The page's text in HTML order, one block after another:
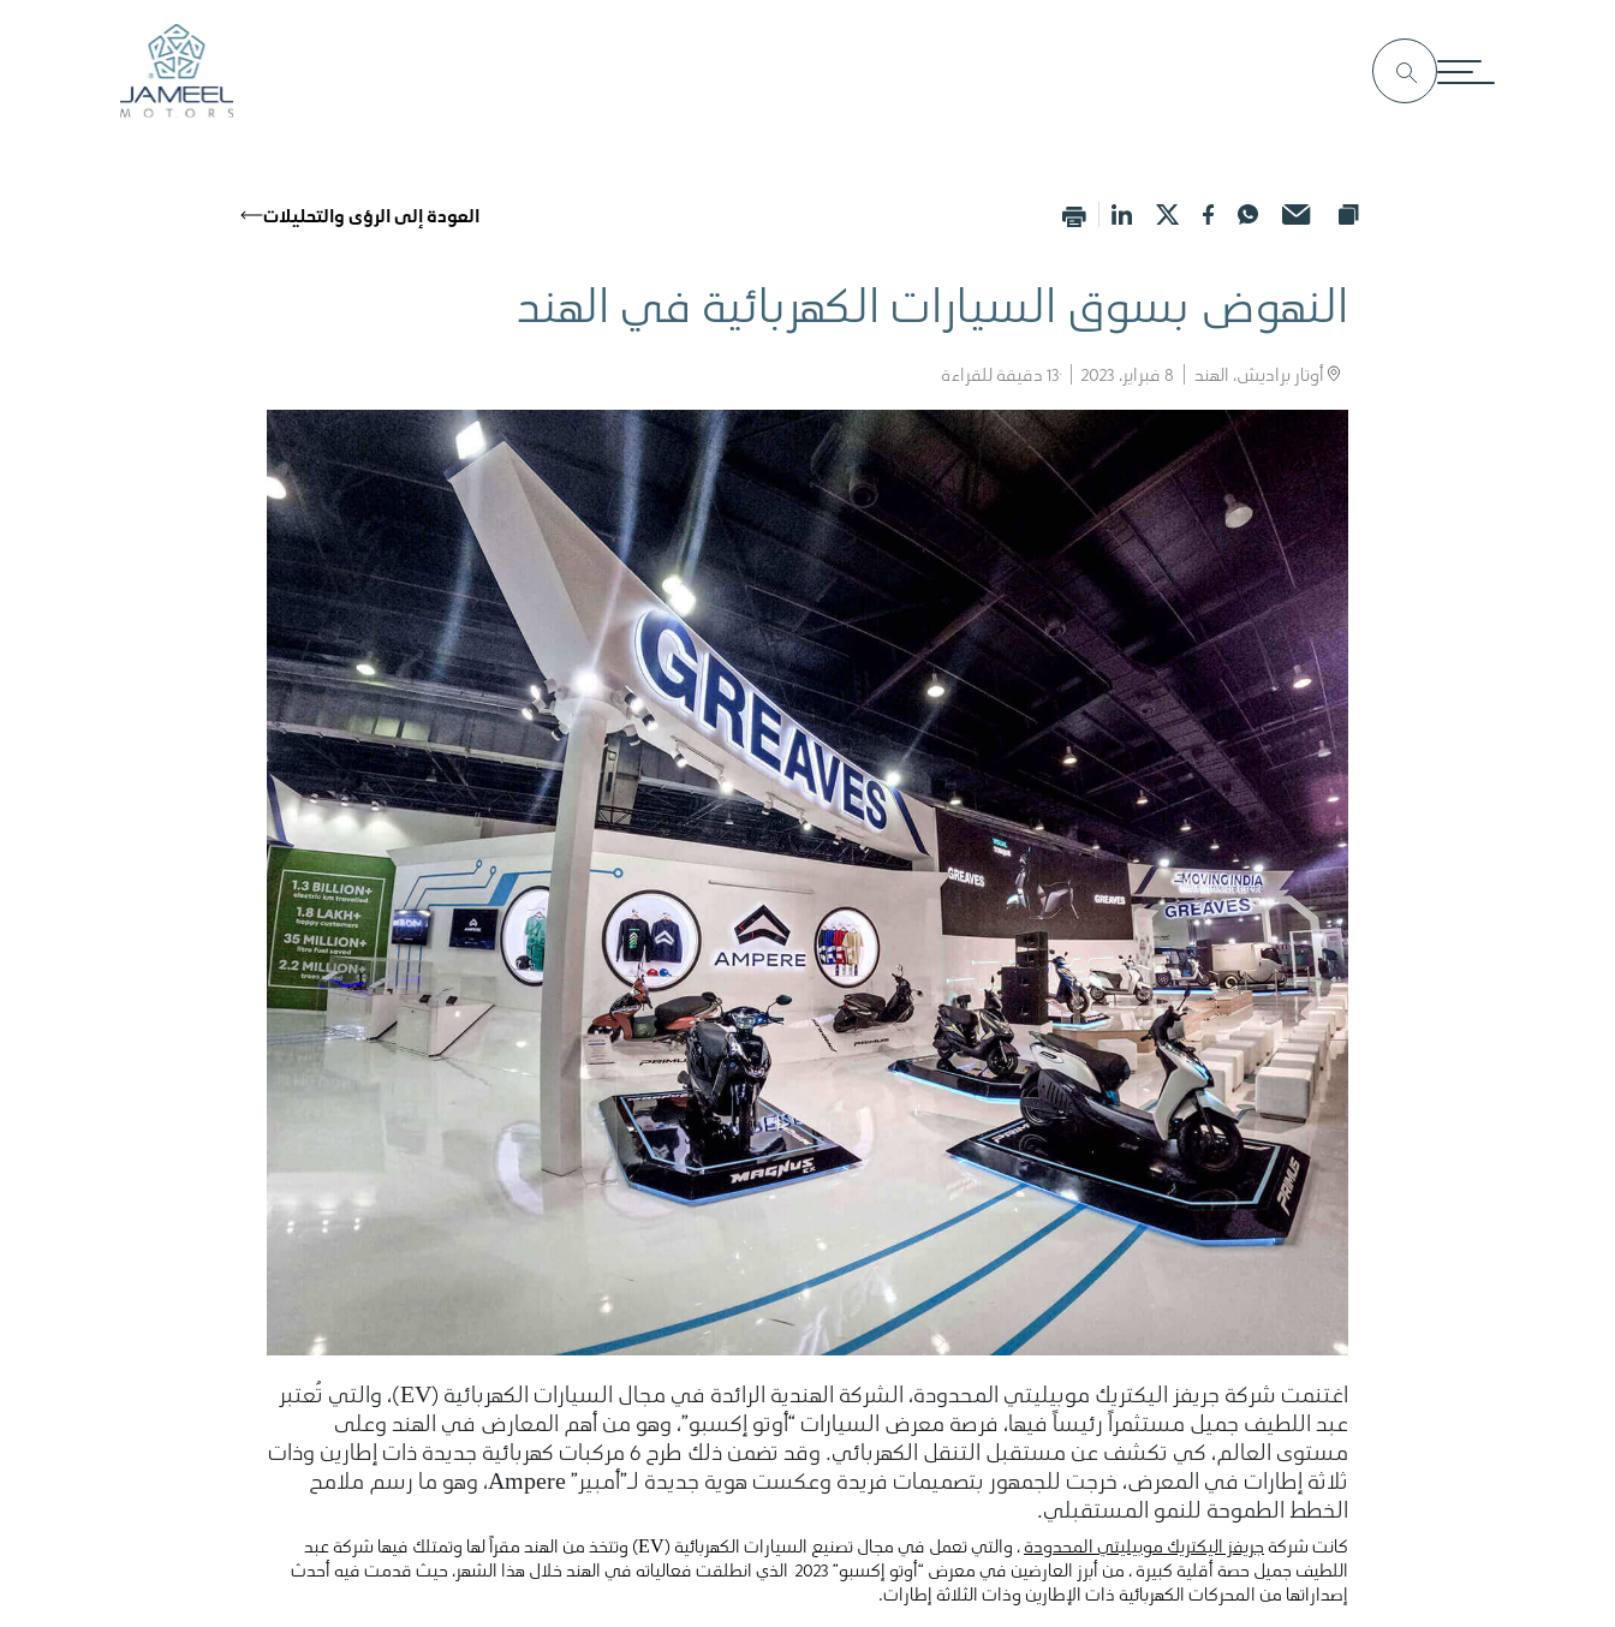
العودة إلى الرؤى والتحليلات
النهوض بسوق السيارات الكهربائية في الهند
أوتار براديش، الهند 8 فبراير، 2023 13دقيقة للقراءة
اغتنمت شركة جريفز اليكتريك موبيليتي المحدودة، الشركة الهندية الرائدة في مجال السيارات الكهربائية (EV)، والتي تُعتبر
عبد اللطيف جميل مستثمراً رئيساً فيها، فرصة معرض السيارات “أوتو إكسبو”، وهو من أهم المعارض في الهند وعلى
مستوى العالم، كي تكشف عن مستقبل التنقل الكهربائي. وقد تضمن ذلك طرح 6 مركبات كهربائية جديدة ذات إطارين وذات
ثلاثة إطارات في المعرض، خرجت للجمهور بتصميمات فريدة وعكست هوية جديدة لـ”أمبير” Ampere، وهو ما رسم ملامح
الخطط الطموحة للنمو المستقبلي.
كانت شركةجريفز اليكتريك موبيليتي المحدودة
، والتي تعمل في مجال تصنيع السيارات الكهربائية (EV) وتتخذ من الهند مقراً لها وتمتلك فيها شركة عبد
اللطيف جميل حصة أقلية كبيرة ، من أبرز العارضين في معرض “أوتو إكسبو” 2023 الذي انطلقت فعالياته في الهند خلال هذا الشهر، حيث قدمت فيه أحدث
إصداراتها من المحركات الكهربائية ذات الإطارين وذات الثلاثة إطارات.